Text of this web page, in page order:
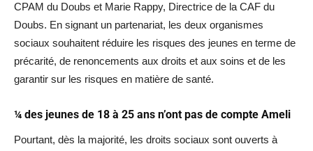
CPAM du Doubs et Marie Rappy, Directrice de la CAF du
Doubs. En signant un partenariat, les deux organismes
sociaux souhaitent réduire les risques des jeunes en terme de
précarité, de renoncements aux droits et aux soins et de les
garantir sur les risques en matière de santé.
¼ des jeunes de 18 à 25 ans n’ont pas de compte Ameli
Pourtant, dès la majorité, les droits sociaux sont ouverts à